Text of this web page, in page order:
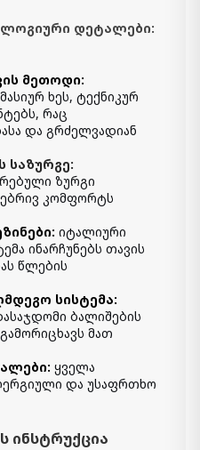
დეტალები:
მეთოდი:
ხეს, ტექნიკურ
რაც
და გრძელვადიან
საზურგე:
ზურგი
კომფორტს
იტალიური
ინარჩუნებს თავის
წლების
სისტემა:
ბალიშების
მათ
ყველა
და უსაფრთხო
ინსტრუქცია